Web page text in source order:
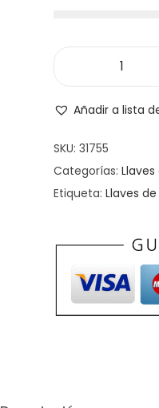
Añadir a lista
SKU: 31755
Categorías: Llaves
Etiqueta: Llaves